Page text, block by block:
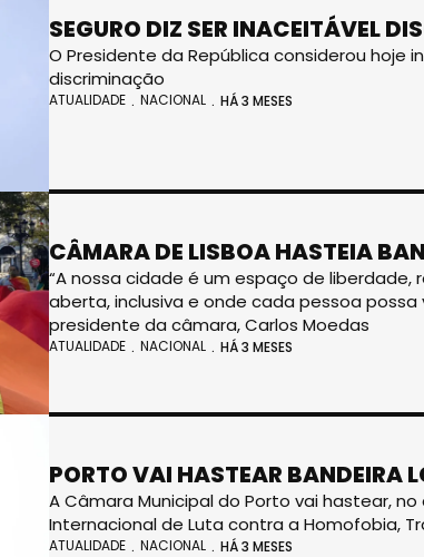
SEGURO DIZ SER INACEITÁVEL
O Presidente da República considerou hoje
discriminação
ATUALIDADE NACIONAL HÁ 3 MESES
CÂMARA DE LISBOA HASTEIA
“A nossa cidade é um espaço de
aberta, inclusiva e onde cada pessoa
presidente da câmara, Carlos Moedas
ATUALIDADE NACIONAL HÁ 3 MESES
PORTO VAI HASTEAR BANDEIRA
A Câmara Municipal do Porto vai hastear,
Internacional de Luta contra a Homofobia,
ATUALIDADE NACIONAL HÁ 3 MESES